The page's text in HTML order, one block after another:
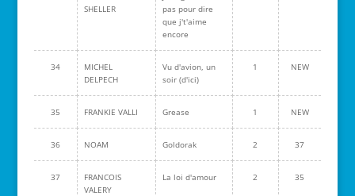
SHELLER
pas pour dire
que j't'aime
encore
34
MICHEL
DELPECH
Vu d'avion, un
soir (d'ici)
1 NEW
35 FRANKIE VALLI Grease 1 NEW
36 NOAM Goldorak 2 37
37
FRANCOIS
VALERY
La loi d'amour 2 35